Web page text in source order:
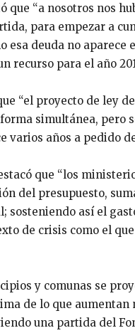
que “a nosotros nos
para empezar a
esa deuda no
recurso para el año
“el proyecto de ley
simultánea, pero
varios años a pedido
que “los
del presupuesto,
sosteniendo así el
de crisis como el
y comunas se
de lo que
una partida del